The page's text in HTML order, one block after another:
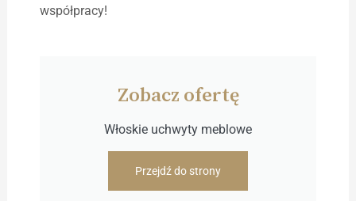
współpracy!
Zobacz ofertę
Włoskie uchwyty meblowe
Przejdź do strony